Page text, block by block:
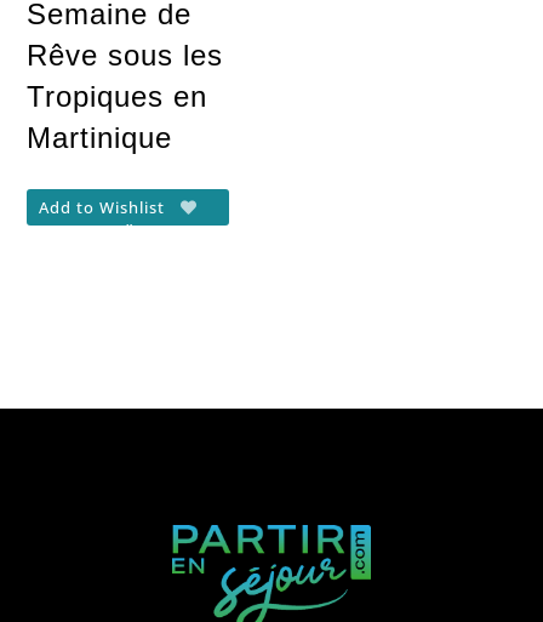
Semaine de
Rêve sous les
Tropiques en
Martinique
Add to Wishlist